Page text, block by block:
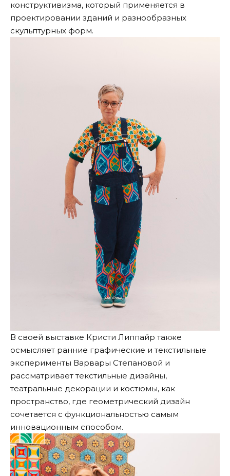
конструктивизма, который применяется в
проектировании зданий и разнообразных
скульптурных форм.
В своей выставке Кристи Липпайр также
осмысляет ранние графические и текстильные
эксперименты Варвары Степановой и
рассматривает текстильные дизайны,
театральные декорации и костюмы, как
пространство, где геометрический дизайн
сочетается с функциональностью самым
инновационным способом.